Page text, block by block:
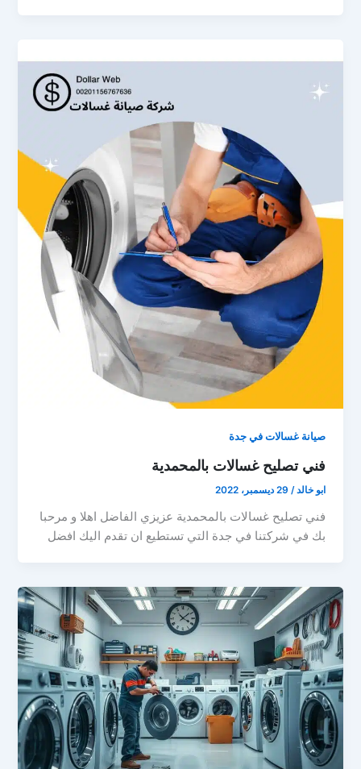
صيانة غسالات في جدة
فني تصليح غسالات بالمحمدية
ابو خالد/ 29 ديسمبر، 2022
فني تصليح غسالات بالمحمدية عزيزي الفاضل اهلا و مرحبا
بك في شركتنا في جدة التي تستطيع ان تقدم اليك افضل